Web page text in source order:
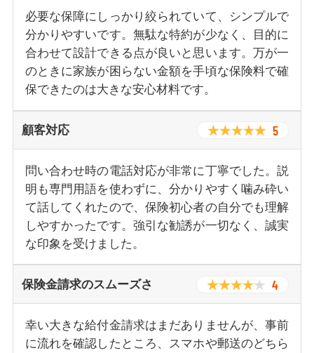
必要な保障にしっかり絞られていて、シンプルで
分かりやすいです。無駄な特約が少なく、目的に
合わせて設計できる点が良いと思います。万が一
のときに家族が困らない金額を手頃な保険料で確
保できたのは大きな安心材料です。
顧客対応 5
問い合わせ時の電話対応が非常に丁寧でした。説
明も専門用語を使わずに、分かりやすく噛み砕い
て話してくれたので、保険初心者の自分でも理解
しやすかったです。強引な勧誘が一切なく、誠実
な印象を受けました。
保険金請求のスムーズさ 4
幸い大きな給付金請求はまだありませんが、事前
に流れを確認したところ、スマホや郵送のどちら